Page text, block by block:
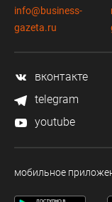
info@business-
gazeta.ru
вконтакте
telegram
youtube
мобильное